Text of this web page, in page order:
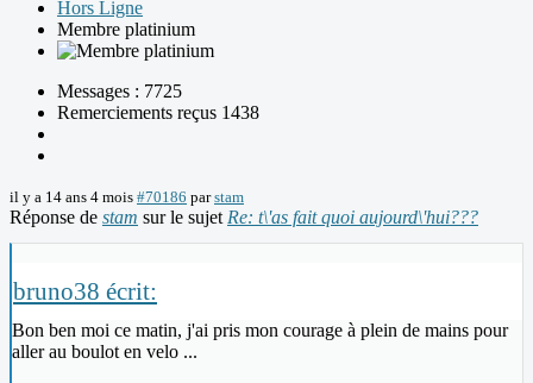
Hors Ligne
Membre platinium
Messages : 7725
Remerciements reçus 1438
il y a 14 ans 4 mois #70186 parstam
Réponse de stam sur le sujet Re: t\'as fait quoi aujourd\'hui???
bruno38 écrit:
Bon ben moi ce matin, j'ai pris mon courage à plein de mains pour
aller au boulot en velo ...